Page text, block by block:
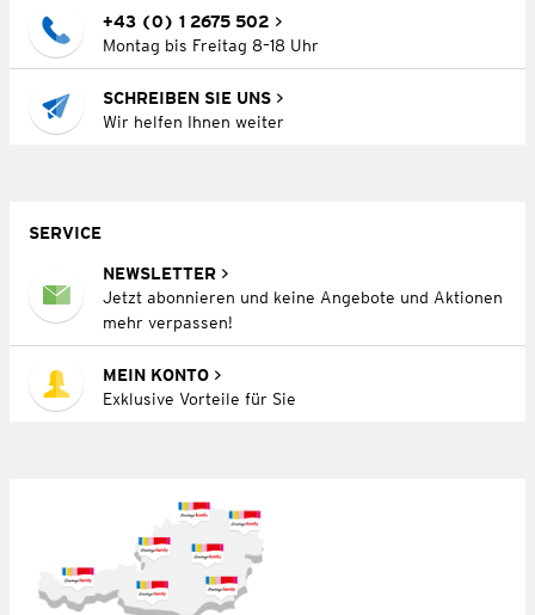
+43 (0) 1 2675 502
Montag bis Freitag 8–18 Uhr
SCHREIBEN SIE UNS
Wir helfen Ihnen weiter
SERVICE
NEWSLETTER
Jetzt abonnieren und keine Angebote und Aktionen
mehr verpassen!
MEIN KONTO
Exklusive Vorteile für Sie